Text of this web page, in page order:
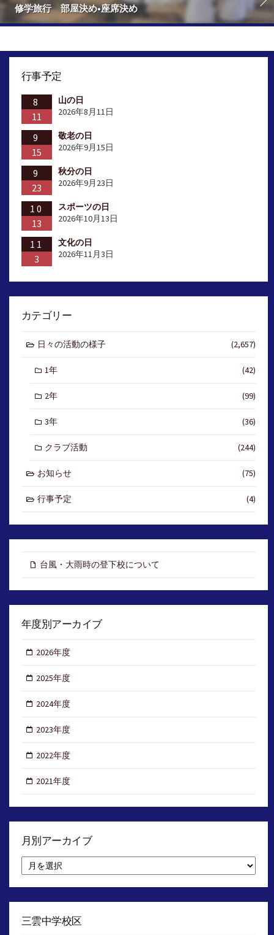
修学旅行 部屋決め•座席決め
行事予定
8
11
山の日
2026年8月11日
9
15
敬老の日
2026年9月15日
9
23
秋分の日
2026年9月23日
10
13
スポーツの日
2026年10月13日
11
3
文化の日
2026年11月3日
カテゴリー
日々の活動の様子 (2,657)
1年 (42)
2年 (99)
3年 (36)
クラブ活動 (244)
お知らせ (75)
行事予定 (4)
台風・大雨時の登下校について
年度別アーカイブ
2026年度
2025年度
2024年度
2023年度
2022年度
2021年度
月別アーカイブ
別
ア
イ
三雲中学校区